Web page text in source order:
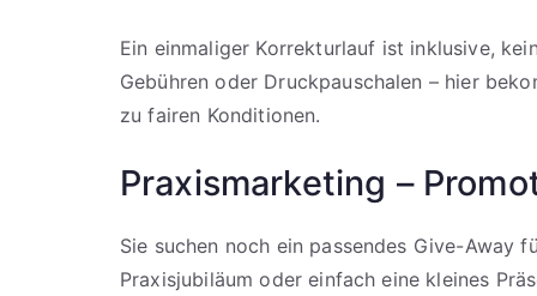
Ein einmaliger Korrekturlauf ist inklusive,
Gebühren oder Druckpauschalen – hier
zu fairen Konditionen.
Praxismarketing –
Sie suchen noch ein passendes Give-Away
Praxisjubiläum oder einfach eine kleines